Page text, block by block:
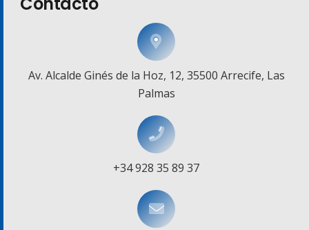
Av. Alcalde Ginés de la Hoz, 12, 35500 Arrecife, Las
Palmas
+34 928 35 89 37